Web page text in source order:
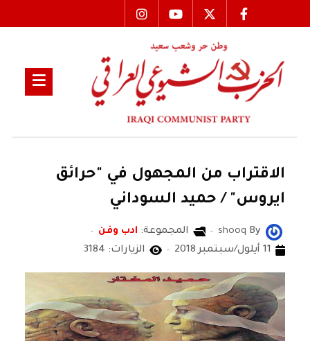
الاقتراب من المجهول في "حرائق
ايروس" / حميد السوداني
By
shooq المجموعة: ادب وفن
11 أيلول/سبتمبر 2018
الزيارات: 3184